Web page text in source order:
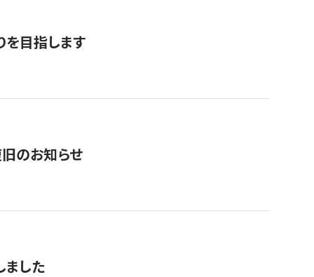
を目指します
のお知らせ
ました